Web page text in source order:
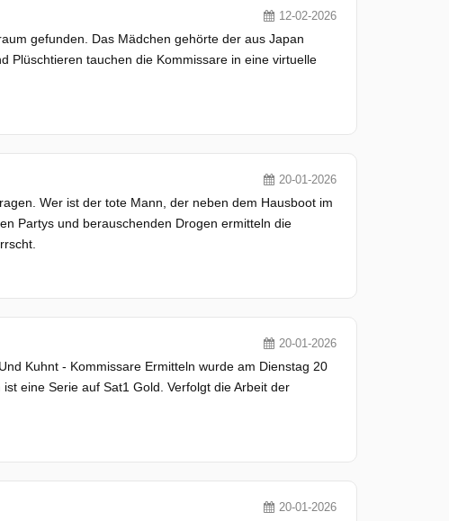
12-02-2026
gefunden. Das Mädchen gehörte der aus Japan
Plüschtieren tauchen die Kommissare in eine virtuelle
20-01-2026
Wer ist der tote Mann, der neben dem Hausboot im
Partys und berauschenden Drogen ermitteln die
20-01-2026
Kuhnt - Kommissare Ermitteln wurde am Dienstag 20
eine Serie auf Sat1 Gold. Verfolgt die Arbeit der
20-01-2026